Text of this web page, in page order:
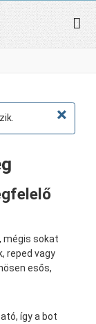
×
mégis sokat
reped vagy
esős,
így a bot